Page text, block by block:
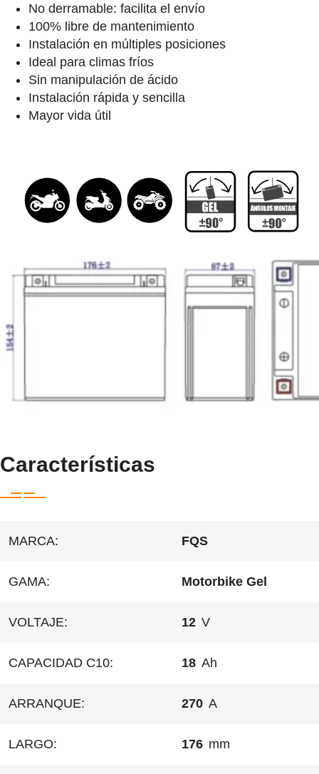
No derramable: facilita el envío
100% libre de mantenimiento
Instalación en múltiples posiciones
Ideal para climas fríos
Sin manipulación de ácido
Instalación rápida y sencilla
Mayor vida útil
Características
MARCA: FQS
GAMA: Motorbike Gel
VOLTAJE: 12 V
CAPACIDAD C10: 18 Ah
ARRANQUE: 270 A
LARGO: 176 mm